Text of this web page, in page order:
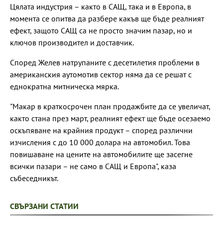
Цялата индустрия – както в САЩ, така и в Европа, в
момента се опитва да разбере какъв ще бъде реалният
ефект, защото САЩ са не просто значим пазар, но и
ключов производител и доставчик.
Според Желев натрупаните с десетилетия проблеми в
американския аутомотив сектор няма да се решат с
еднократна митническа мярка.
"Макар в краткосрочен план продажбите да се увеличат,
както стана през март, реалният ефект ще бъде осезаемо
оскъпяване на крайния продукт – според различни
изчисления с до 10 000 долара на автомобил. Това
повишаване на цените на автомобилите ще засегне
всички пазари – не само в САЩ и Европа", каза
събеседникът.
СВЪРЗАНИ СТАТИИ